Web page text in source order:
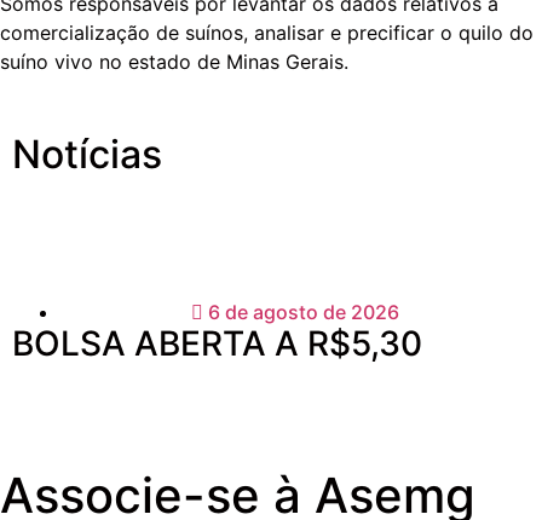
comercialização de suínos, analisar e precificar o quilo do
suíno vivo no estado de Minas Gerais.
Notícias
6 de agosto de 2026
BOLSA ABERTA A R$5,30
Associe-se à Asemg